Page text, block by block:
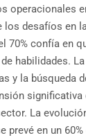
operacionales
los desafíos en
70% confía en
habilidades.
y la búsqueda
significativa
La
prevé en un